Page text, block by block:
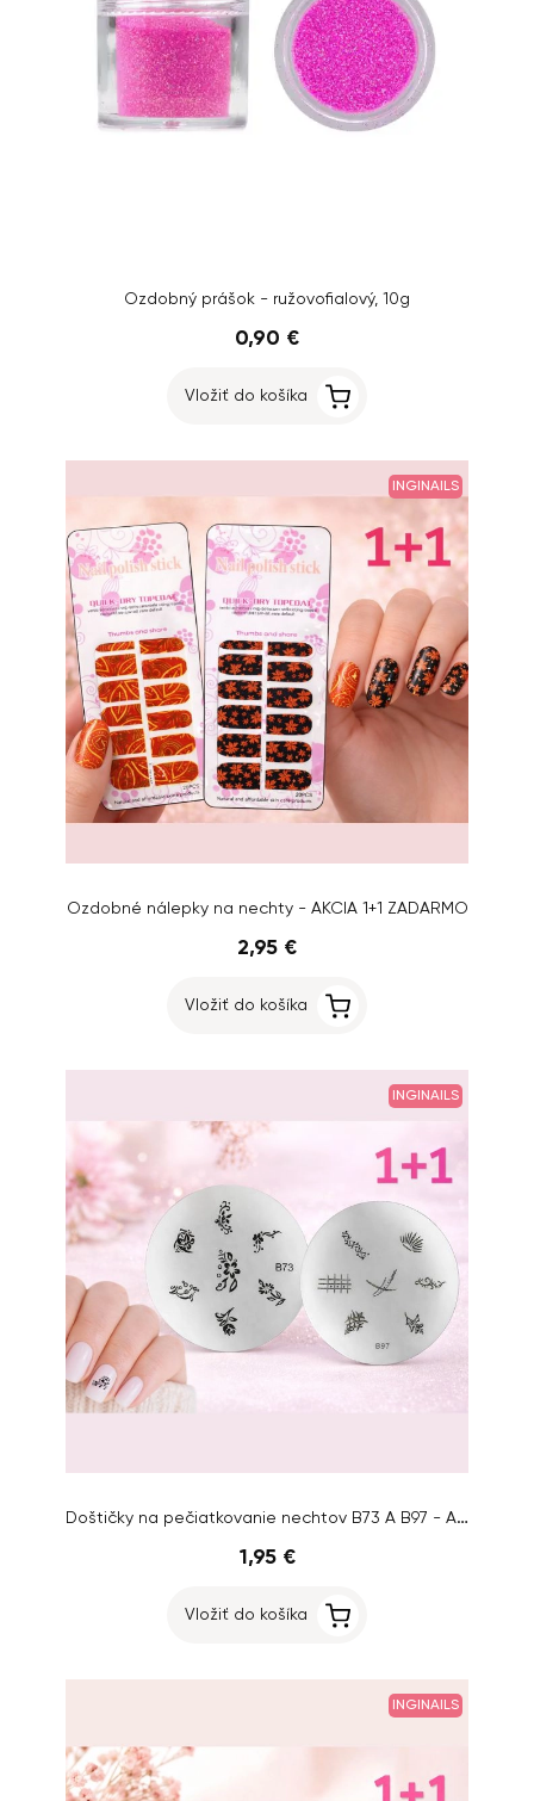
Ozdobný prášok - ružovofialový, 10g
0,90 €
Vložiť do košíka
INGINAILS
Ozdobné nálepky na nechty - AKCIA 1+1 ZADARMO
2,95 €
Vložiť do košíka
INGINAILS
Doštičky na pečiatkovanie nechtov B73 A B97 - AKCIA 1+1 ZADARMO
1,95 €
Vložiť do košíka
INGINAILS